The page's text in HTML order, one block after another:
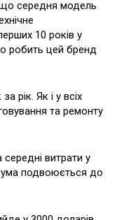
що середня модель
10 років у
робить цей бренд
рік. Як і у всіх
та ремонту
витрати у
подвоюється до